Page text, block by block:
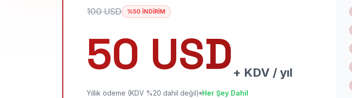
100 USD %50 İNDİRİM
50 USD + KDV / yıl
Yıllık ödeme (KDV %20 dahil değil) Her Şey Dahil